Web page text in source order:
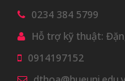
0234 384 5799
Hỗ trợ kỹ thuật:
0914197152